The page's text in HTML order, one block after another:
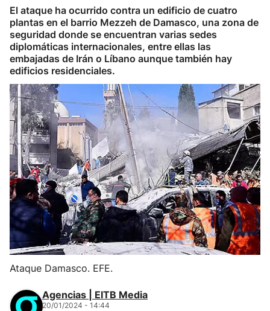
El ataque ha ocurrido contra un edificio de cuatro
plantas en el barrio Mezzeh de Damasco, una zona de
seguridad donde se encuentran varias sedes
diplomáticas internacionales, entre ellas las
embajadas de Irán o Líbano aunque también hay
edificios residenciales.
Ataque Damasco. EFE.
Agencias | EITB Media
20/01/2024 - 14:44